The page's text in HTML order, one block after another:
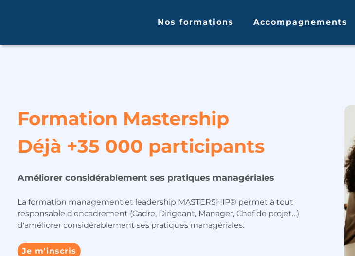
Nos formations Accompagnements
Formation Mastership
Déjà +35 000 participants
Améliorer considérablement ses pratiques managériales
La formation management et leadership MASTERSHIP® permet à tout
responsable d'encadrement (Cadre, Dirigeant, Manager, Chef de projet…)
d'améliorer considérablement ses pratiques managériales.
Je m'inscris